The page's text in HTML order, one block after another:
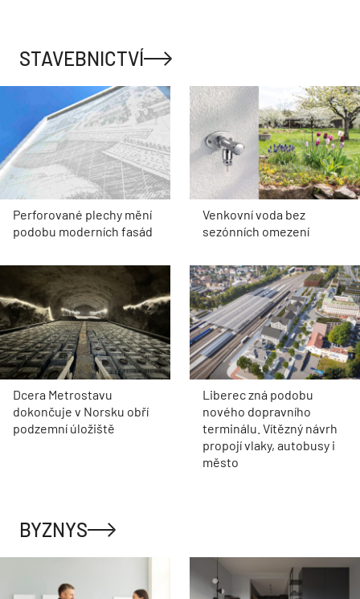
STAVEBNICTVÍ
Perforované plechy mění
podobu moderních fasád
Venkovní voda bez
sezónních omezení
Dcera Metrostavu
dokončuje v Norsku obří
podzemní úložiště
Liberec zná podobu
nového dopravního
terminálu. Vítězný návrh
propojí vlaky, autobusy i
město
BYZNYS